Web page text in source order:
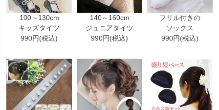
100～130cm
キッズタイツ
990円(税込)
140～160cm
ジュニアタイツ
990円(税込)
フリル付きの
ソックス
990円(税込)